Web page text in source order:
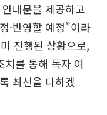
내문을 제공하고
·반영할 예정”이라
진행된 상황으로,
치를 통해 독자 여
최선을 다하겠